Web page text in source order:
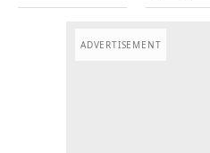
ADVERTISEMENT